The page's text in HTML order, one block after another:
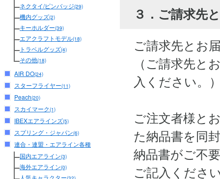
ネクタイ/ピンバッジ(29)
機内グッズ(2)
キーホルダー(39)
エアクラフトモデル(18)
トラベルグッズ(4)
その他(18)
AIR DO(24)
スターフライヤー(11)
Peach(20)
スカイマーク(1)
IBEXエアラインズ(5)
スプリング・ジャパン(6)
連合・連盟・エアライン各種
国内エアライン(3)
海外エアライン(0)
３．ご請求先
ご請求先とお
（ご請求先と
入ください。
ご注文者様と
た納品書を同
納品書がご不
ご記入くださ